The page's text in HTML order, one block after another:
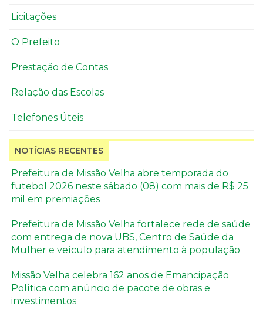
Licitações
O Prefeito
Prestação de Contas
Relação das Escolas
Telefones Úteis
NOTÍCIAS RECENTES
Prefeitura de Missão Velha abre temporada do
futebol 2026 neste sábado (08) com mais de R$ 25
mil em premiações
Prefeitura de Missão Velha fortalece rede de saúde
com entrega de nova UBS, Centro de Saúde da
Mulher e veículo para atendimento à população
Missão Velha celebra 162 anos de Emancipação
Política com anúncio de pacote de obras e
investimentos